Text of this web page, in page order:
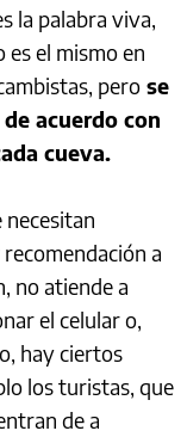
la palabra viva,
el mismo en
pero se
acuerdo con
cueva.
necesitan
a
no atiende a
el celular o,
hay ciertos
los turistas, que
de a